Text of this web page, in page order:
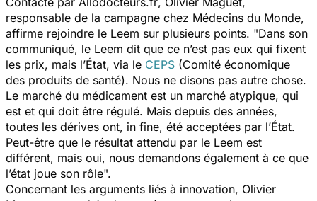
responsable de la campagne chez Médecins du Monde,
affirme rejoindre le Leem sur plusieurs points. "Dans son
communiqué, le Leem dit que ce n’est pas eux qui fixent
les prix, mais l’État, via le CEPS (Comité économique
des produits de santé). Nous ne disons pas autre chose.
Le marché du médicament est un marché atypique, qui
est et qui doit être régulé. Mais depuis des années,
toutes les dérives ont, in fine, été acceptées par l’État.
Peut-être que le résultat attendu par le Leem est
différent, mais oui, nous demandons également à ce que
l’état joue son rôle".
Concernant les arguments liés à innovation, Olivier